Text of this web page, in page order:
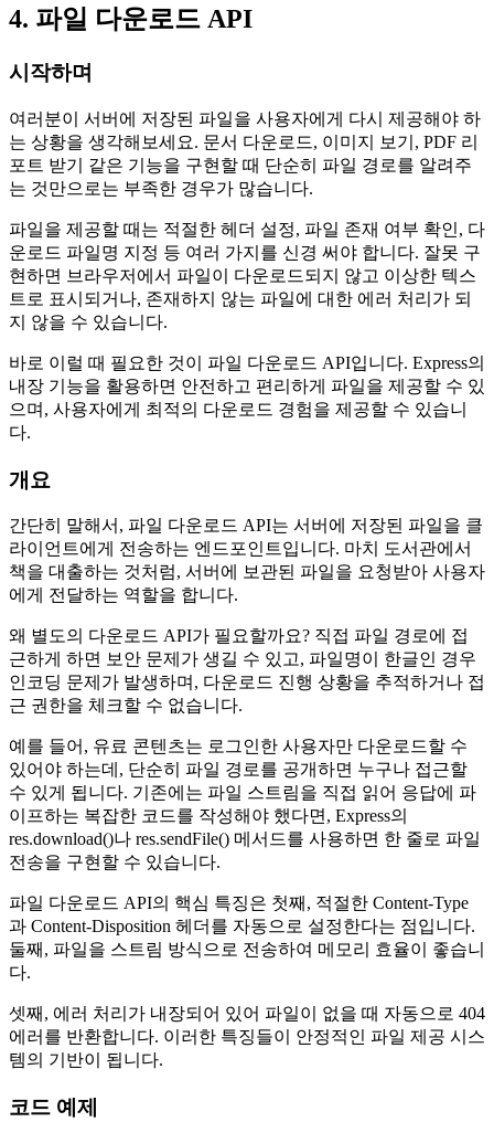
4. 파일 다운로드 API
시작하며
여러분이 서버에 저장된 파일을 사용자에게 다시 제공해야 하
는 상황을 생각해보세요. 문서 다운로드, 이미지 보기, PDF 리
포트 받기 같은 기능을 구현할 때 단순히 파일 경로를 알려주
는 것만으로는 부족한 경우가 많습니다.
파일을 제공할 때는 적절한 헤더 설정, 파일 존재 여부 확인, 다
운로드 파일명 지정 등 여러 가지를 신경 써야 합니다. 잘못 구
현하면 브라우저에서 파일이 다운로드되지 않고 이상한 텍스
트로 표시되거나, 존재하지 않는 파일에 대한 에러 처리가 되
지 않을 수 있습니다.
바로 이럴 때 필요한 것이 파일 다운로드 API입니다. Express의
내장 기능을 활용하면 안전하고 편리하게 파일을 제공할 수 있
으며, 사용자에게 최적의 다운로드 경험을 제공할 수 있습니
다.
개요
간단히 말해서, 파일 다운로드 API는 서버에 저장된 파일을 클
라이언트에게 전송하는 엔드포인트입니다. 마치 도서관에서
책을 대출하는 것처럼, 서버에 보관된 파일을 요청받아 사용자
에게 전달하는 역할을 합니다.
왜 별도의 다운로드 API가 필요할까요? 직접 파일 경로에 접
근하게 하면 보안 문제가 생길 수 있고, 파일명이 한글인 경우
인코딩 문제가 발생하며, 다운로드 진행 상황을 추적하거나 접
근 권한을 체크할 수 없습니다.
예를 들어, 유료 콘텐츠는 로그인한 사용자만 다운로드할 수
있어야 하는데, 단순히 파일 경로를 공개하면 누구나 접근할
수 있게 됩니다. 기존에는 파일 스트림을 직접 읽어 응답에 파
이프하는 복잡한 코드를 작성해야 했다면, Express의
res.download()나 res.sendFile() 메서드를 사용하면 한 줄로 파일
전송을 구현할 수 있습니다.
파일 다운로드 API의 핵심 특징은 첫째, 적절한 Content-Type
과 Content-Disposition 헤더를 자동으로 설정한다는 점입니다.
둘째, 파일을 스트림 방식으로 전송하여 메모리 효율이 좋습니
다.
셋째, 에러 처리가 내장되어 있어 파일이 없을 때 자동으로 404
에러를 반환합니다. 이러한 특징들이 안정적인 파일 제공 시스
템의 기반이 됩니다.
코드 예제